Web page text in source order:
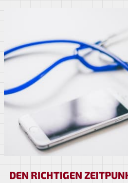
DEN RICHTIGEN